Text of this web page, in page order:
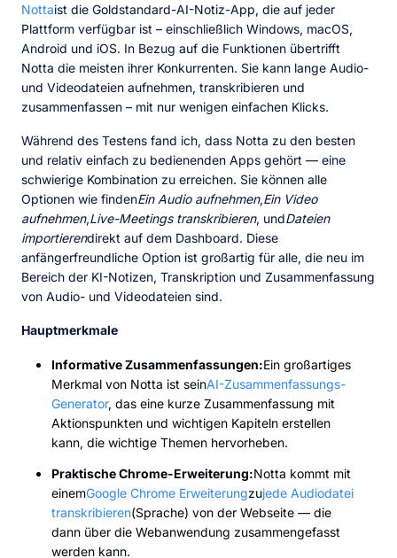
Nottaist die Goldstandard-AI-Notiz-App, die auf jeder
Plattform verfügbar ist – einschließlich Windows, macOS,
Android und iOS. In Bezug auf die Funktionen übertrifft
Notta die meisten ihrer Konkurrenten. Sie kann lange Audio-
und Videodateien aufnehmen, transkribieren und
zusammenfassen – mit nur wenigen einfachen Klicks.
Während des Testens fand ich, dass Notta zu den besten
und relativ einfach zu bedienenden Apps gehört — eine
schwierige Kombination zu erreichen. Sie können alle
Optionen wie findenEin Audio aufnehmen,Ein Video
aufnehmen,Live-Meetings transkribieren, undDateien
importierendirekt auf dem Dashboard. Diese
anfängerfreundliche Option ist großartig für alle, die neu im
Bereich der KI-Notizen, Transkription und Zusammenfassung
von Audio- und Videodateien sind.
Hauptmerkmale
Informative Zusammenfassungen:Ein großartiges
Merkmal von Notta ist seinAI-Zusammenfassungs-
Generator, das eine kurze Zusammenfassung mit
Aktionspunkten und wichtigen Kapiteln erstellen
kann, die wichtige Themen hervorheben.
Praktische Chrome-Erweiterung:Notta kommt mit
einemGoogle Chrome Erweiterungzujede Audiodatei
transkribieren(Sprache) von der Webseite — die
dann über die Webanwendung zusammengefasst
werden kann.